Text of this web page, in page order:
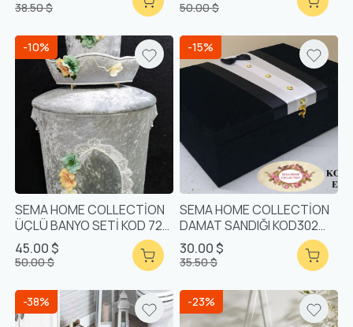
38.50 $ 50.00 $
-10%
SEMA HOME COLLECTİON
ÜÇLÜ BANYO SETİ KOD 720
GÜMÜŞ
45.00 $
50.00 $
-15%
SEMA HOME COLLECTİON
DAMAT SANDIĞI KOD302
EREN
30.00 $
35.50 $
-38% -23%